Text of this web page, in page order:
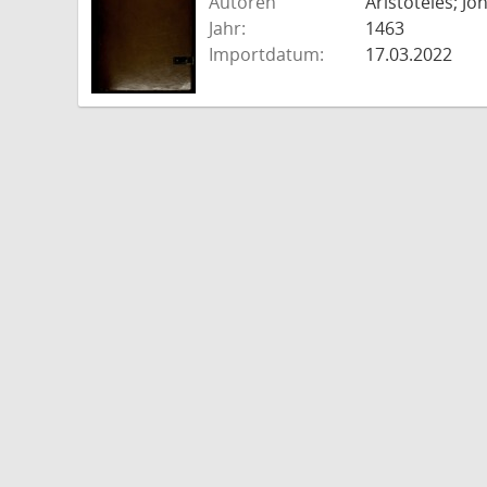
Jahr:
1463
Importdatum:
17.03.2022